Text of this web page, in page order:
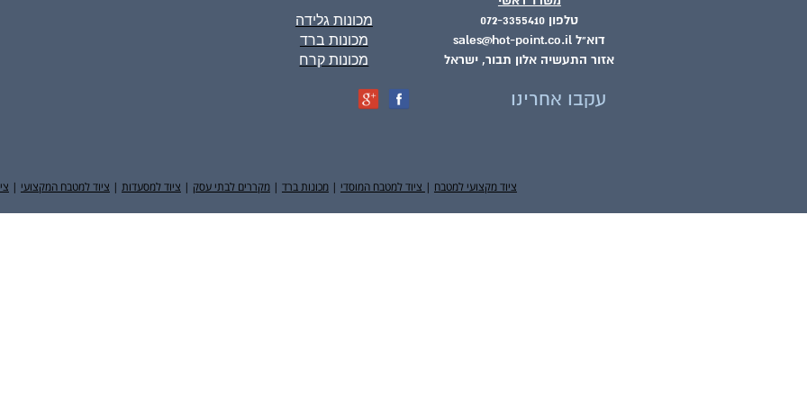
טלפון 072-3355410
דוא"ל sales@hot-point.co.il
אזור התעשיה אלון תבור, ישראל
עקבו אחרינו
ציוד מקצועי למטבח ציוד למטבח המוסדי |מכונות ברד |מקררים לבתי עסק ציוד למסעדות ציוד למטבח המקצועי
מכונות גלידה
מכונות ברד
מכונות קרח